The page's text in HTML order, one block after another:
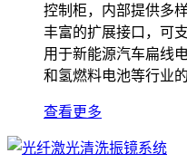
控制柜，内部提供多
丰富的扩展接口，可
用于新能源汽车扁线
和氢燃料电池等行业
查看更多